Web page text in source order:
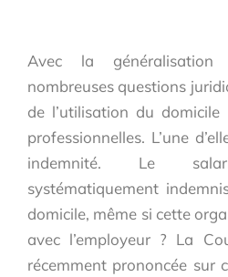
Avec la
nombreuses questions
de l’utilisation du
professionnelles. L’une
indemnité. Le
systématiquement
domicile, même si cette
avec l’employeur ? La
récemment prononcée sur